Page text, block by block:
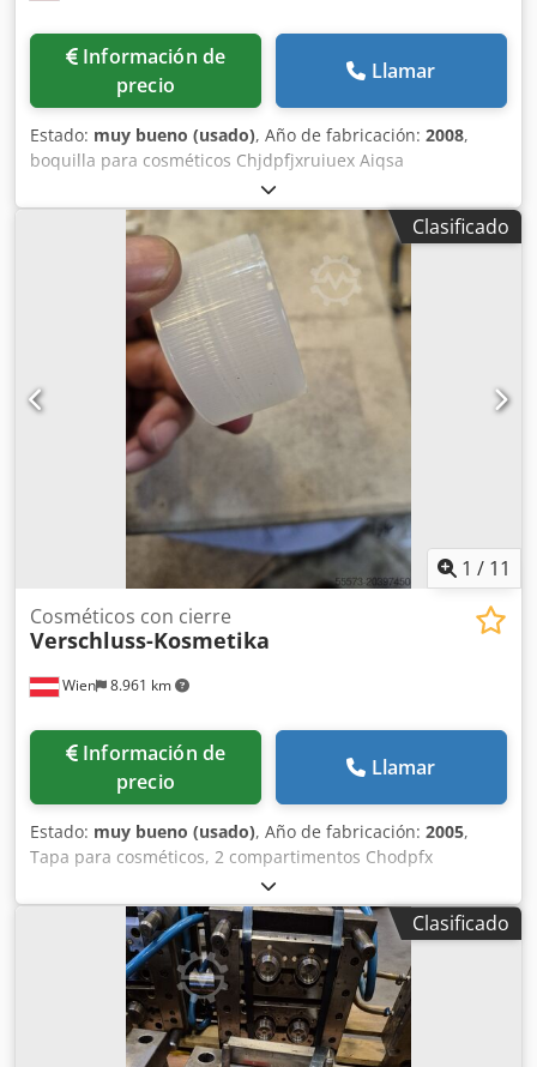
Información de
precio
Llamar
Estado: muy bueno (usado), Año de fabricación: 2008,
boquilla para cosméticos Chjdpfjxruiuex Aiqsa
Clasificado
1 / 11
Wien 8.961 km
Cosméticos con cierre
Verschluss-Kosmetika
Información de
precio
Llamar
Estado: muy bueno (usado), Año de fabricación: 2005,
Tapa para cosméticos, 2 compartimentos Chodpfx
Clasificado